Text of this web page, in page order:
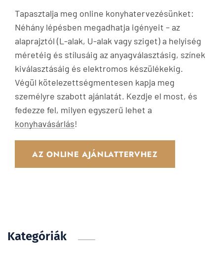
Tapasztalja meg online konyhatervezésünket:
Néhány lépésben megadhatja igényeit – az
alaprajztól (L-alak, U-alak vagy sziget) a helyiség
méretéig és stílusáig az anyagválasztásig, színek
kiválasztásáig és elektromos készülékekig.
Végül kötelezettségmentesen kapja meg
személyre szabott ajánlatát. Kezdje el most, és
fedezze fel, milyen egyszerű lehet a
konyhavásárlás!
AZ ONLINE AJÁNLATTERVHEZ
Kategóriák